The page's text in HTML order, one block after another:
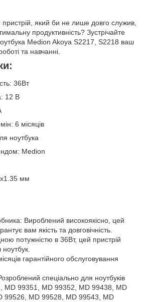
який би не лише довго служив,
продуктивність? Зустрічайте
Medion Akoya S2217, S2218 ваш
та навчанні.
36Вт
12 В
6 місяців
ноутбука
Medion
мм
Вироблений високоякісно, цей
вам якість та довговічність.
потужністю в 36Вт, цей пристрій
гарантійного обслуговування
спеціально для ноутбуків
MD 99351, MD 99352, MD 99438, MD
99526, MD 99528, MD 99543, MD